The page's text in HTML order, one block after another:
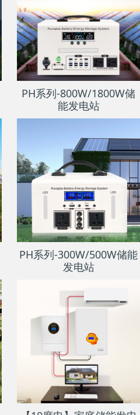
PH系列-800W/1800W储
能发电站
PH系列-300W/500W储能
发电站